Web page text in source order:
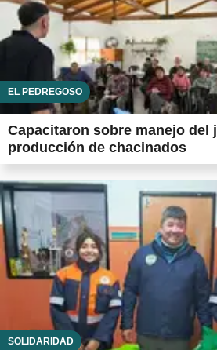
EL PEDREGOSO
Capacitaron sobre manejo del
producción de chacinados
SOLIDARIDAD